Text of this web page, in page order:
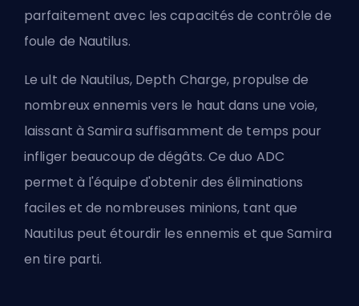
parfaitement avec les capacités de contrôle de
foule de Nautilus.
Le ult de Nautilus, Depth Charge, propulse de
nombreux ennemis vers le haut dans une voie,
laissant à Samira suffisamment de temps pour
infliger beaucoup de dégâts. Ce duo ADC
permet à l'équipe d'obtenir des éliminations
faciles et de nombreuses minions, tant que
Nautilus peut étourdir les ennemis et que Samira
en tire parti.